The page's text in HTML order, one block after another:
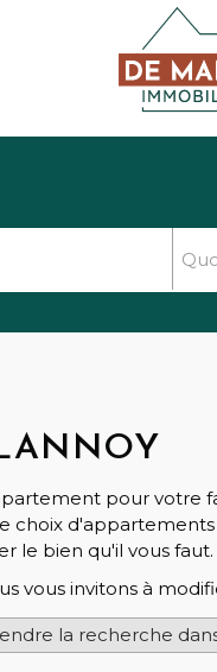
pour votre
choix
le bien qu'il vous faut.
vous invitons à
la recherche